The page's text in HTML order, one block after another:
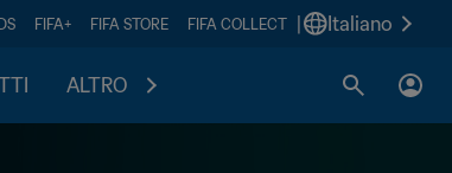
FIFA+ FIFA STORE FIFA COLLECT Italiano
ALTRO